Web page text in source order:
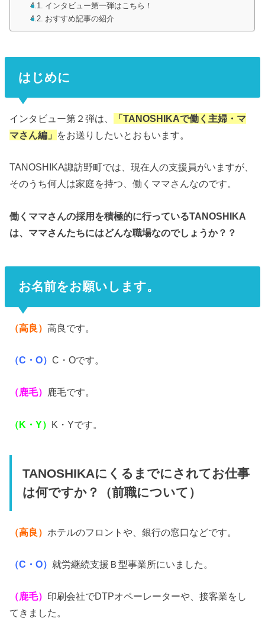
インタビュー第一弾はこちら！
おすすめ記事の紹介
はじめに
インタビュー第２弾は、
「TANOSHIKAで働く主婦・マ
マさん編」 をお送りしたいとおもいます。
TANOSHIKA諏訪野町では、現在人の支援員がいますが、
そのうち何人は家庭を持つ、働くママさんなのです。
働くママさんの採用を積極的に行っているTANOSHIKA
は、ママさんたちにはどんな職場なのでしょうか？？
お名前をお願いします。
（高良）高良です。
（C・O）C・Oです。
（鹿毛） 鹿毛です。
（K・Y） K・Yです。
TANOSHIKAにくるまでにされてお仕事
は何ですか？（前職について）
（高良） ホテルのフロントや、銀行の窓口などです。
（C・O） 就労継続支援Ｂ型事業所にいました。
（鹿毛） 印刷会社でDTPオペーレーターや、接客業をし
てきました。